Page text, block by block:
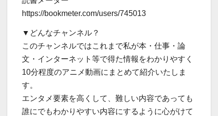
https://bookmeter.com/users/745013
▼どんなチャンネル？
このチャンネルではこれまで私が本・仕事・論
文・インターネット等で得た情報をわかりやすく
10分程度のアニメ動画にまとめて紹介いたしま
す。
エンタメ要素を高くして、難しい内容であっても
誰にでもわかりやすい内容にするように心がけて